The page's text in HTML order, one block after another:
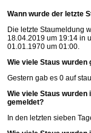
Wann wurde der letzte
Die letzte Staumeldung
18.04.2019 um 19:14 in
01.01.1970 um 01:00.
Wie viele Staus wurden
Gestern gab es 0 auf
Wie viele Staus wurden
gemeldet?
In den letzten sieben